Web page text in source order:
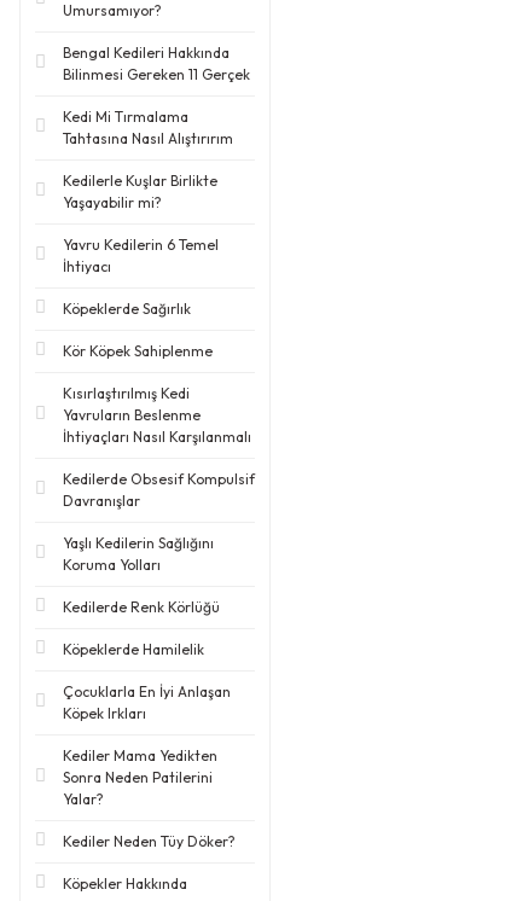
Umursamıyor?
Bengal Kedileri Hakkında
Bilinmesi Gereken 11 Gerçek
Kedi Mi Tırmalama
Tahtasına Nasıl Alıştırırım
Kedilerle Kuşlar Birlikte
Yaşayabilir mi?
Yavru Kedilerin 6 Temel
İhtiyacı
Köpeklerde Sağırlık
Kör Köpek Sahiplenme
Kısırlaştırılmış Kedi
Yavruların Beslenme
İhtiyaçları Nasıl Karşılanmalı
Kedilerde Obsesif Kompulsif
Davranışlar
Yaşlı Kedilerin Sağlığını
Koruma Yolları
Kedilerde Renk Körlüğü
Köpeklerde Hamilelik
Çocuklarla En İyi Anlaşan
Köpek Irkları
Kediler Mama Yedikten
Sonra Neden Patilerini
Yalar?
Kediler Neden Tüy Döker?
Köpekler Hakkında